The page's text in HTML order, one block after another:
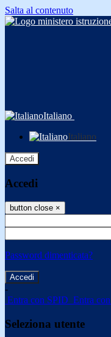
Salta al contenuto
Italiano
Italiano
Accedi
Accedi
button close ×
Password dimenticata?
-
Entra con SPID Entra
Seleziona utente